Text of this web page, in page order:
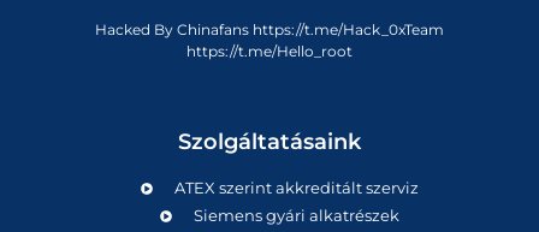
Hacked By Chinafans https://t.me/Hack_0xTeam
https://t.me/Hello_root
Szolgáltatásaink
ATEX szerint akkreditált szerviz
Siemens gyári alkatrészek